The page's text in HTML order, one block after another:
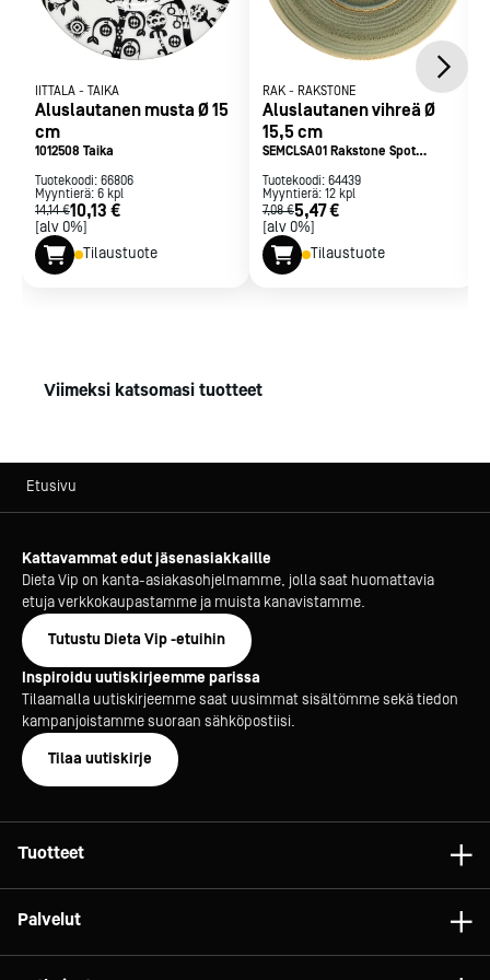
IITTALA - TAIKA
Aluslautanen musta Ø 15
cm
1012508 Taika
Tuotekoodi: 66806
Myyntierä: 6 kpl
14,14 €10,13 €
[alv 0%]
Tilaustuote
RAK - RAKSTONE
Aluslautanen vihreä Ø
15,5 cm
SEMCLSA01 Rakstone Spot
Tuotekoodi: 64439
Myyntierä: 12 kpl
7,08 €5,47 €
[alv 0%]
Tilaustuote
Viimeksi katsomasi tuotteet
Etusivu
Kattavammat edut jäsenasiakkaille
Dieta Vip on kanta-asiakasohjelmamme, jolla saat huomattavia
etuja verkkokaupastamme ja muista kanavistamme.
Tutustu Dieta Vip -etuihin
Inspiroidu uutiskirjeemme parissa
Tilaamalla uutiskirjeemme saat uusimmat sisältömme sekä tiedon
kampanjoistamme suoraan sähköpostiisi.
Tilaa uutiskirje
Tuotteet
Palvelut
Konsultointi